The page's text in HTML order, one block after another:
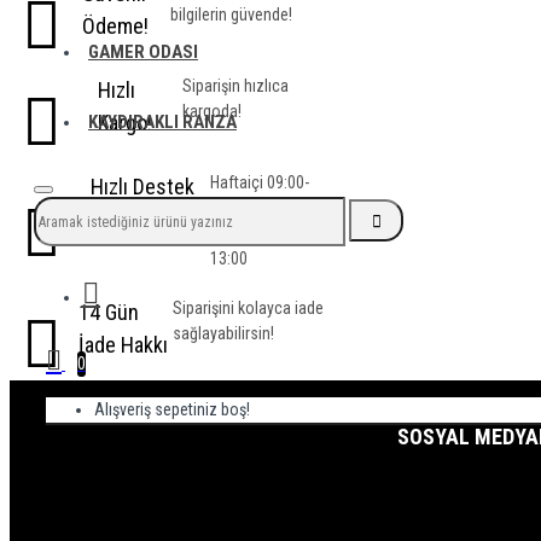
GAMER ODASI
KAYDIRAKLI RANZA
0
Alışveriş sepetiniz boş!
Ödeme!
bilgilerin güvende!
Hızlı
Kargo!
Siparişin hızlıca
kargoda!
Hızlı Destek
Hattı
Haftaiçi 09:00-
Cumartesi 09:00-
13:00
14 Gün
İade Hakkı
Siparişini kolayca iade
sağlayabilirsin!
SOSYAL